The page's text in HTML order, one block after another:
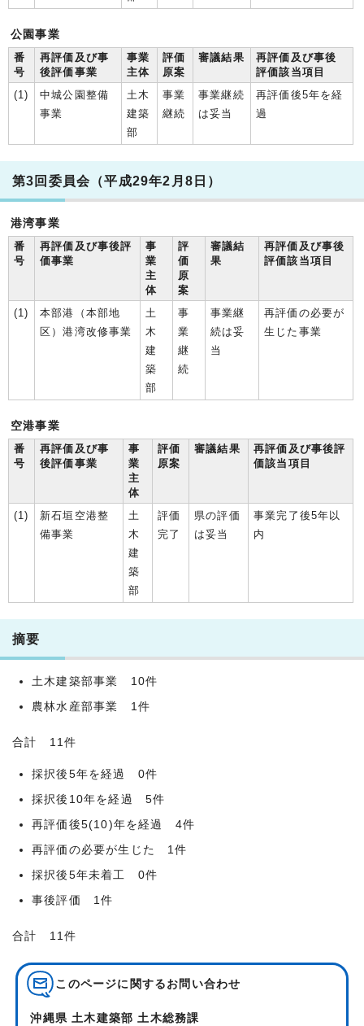
公園事業
番
号
再評価及び事
後評価事業
事業
主体
評価
原案
審議結果
再評価及び事後
評価該当項目
(1)
中城公園整備
事業
土木
建築
部
事業
継続
事業継続
は妥当
再評価後5年を経
過
第3回委員会（平成29年2月8日）
港湾事業
番
号
再評価及び事後評
価事業
事
業
主
体
評
価
原
案
審議結
果
再評価及び事後
評価該当項目
(1)
本部港（本部地
区）港湾改修事業
土
木
建
築
部
事
業
継
続
事業継
続は妥
当
再評価の必要が
生じた事業
空港事業
番
号
再評価及び事
後評価事業
事
業
主
体
評価
原案
審議結果
再評価及び事後評
価該当項目
(1)
新石垣空港整
備事業
土
木
建
築
部
評価
完了
県の評価
は妥当
事業完了後5年以
内
摘要
土木建築部事業 10件
農林水産部事業 1件
合計 11件
採択後5年を経過 0件
採択後10年を経過 5件
再評価後5(10)年を経過 4件
再評価の必要が生じた 1件
採択後5年未着工 0件
事後評価 1件
合計 11件
このページに関する お問い合わせ
沖縄県 土木建築部 土木総務課